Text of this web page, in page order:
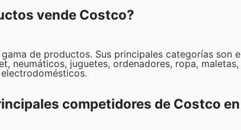
vende Costco?
de productos. Sus principales categorías son
neumáticos, juguetes, ordenadores, ropa,
competidores de Costco